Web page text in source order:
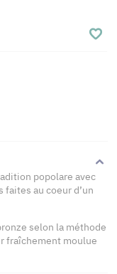
popolare avec
au coeur d’un
selon la méthode
fraîchement moulue